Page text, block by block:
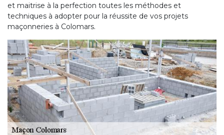
et maitrise à la perfection toutes les méthodes et
techniques à adopter pour la réussite de vos projets
maçonneries à Colomars.